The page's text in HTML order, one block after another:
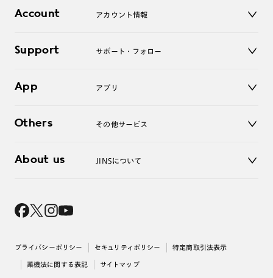
コンタクトレンズ
アクセサリー
オンラインショップ
Account アカウント情報
ログアウト
Support サポート・フォロー
よくあるご質問
お問い合わせ
App アプリ
Others その他サービス
レンズ交換
About us JINSについて
採用情報
出店について
プライバシーポリシー セキュリティポリシー 特定商取引法表示
薬機法に関する表記 サイトマップ